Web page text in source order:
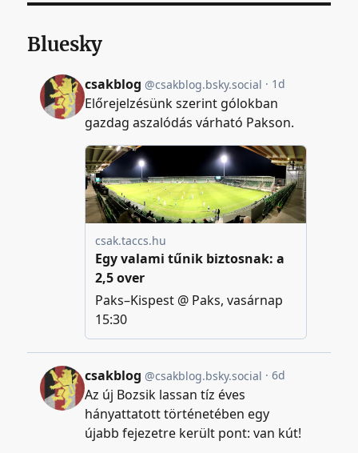
Bluesky